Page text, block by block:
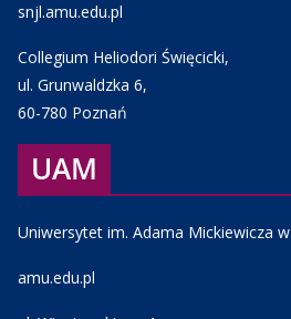
snjl.amu.edu.pl
Collegium Heliodori Święcicki,
ul. Grunwaldzka 6,
60-780 Poznań
UAM
Uniwersytet im. Adama Mickiewicza
amu.edu.pl